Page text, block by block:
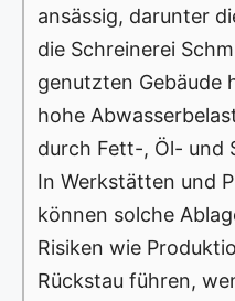
ansässig, darunter
die Schreinerei
genutzten Gebäude
hohe
durch Fett-, Öl- und
In Werkstätten und
können solche
Risiken wie
Rückstau führen,